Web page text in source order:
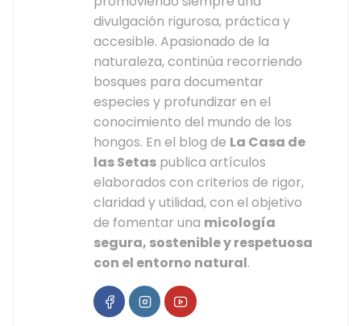
divulgación rigurosa, práctica y
accesible. Apasionado de la
naturaleza, continúa recorriendo
bosques para documentar
especies y profundizar en el
conocimiento del mundo de los
hongos. En el blog de La Casa de
las Setas publica artículos
elaborados con criterios de rigor,
claridad y utilidad, con el objetivo
de fomentar una micología
segura, sostenible y respetuosa
con el entorno natural.